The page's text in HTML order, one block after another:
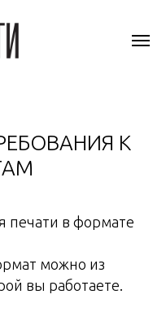
К
в формате
можно из
вы работаете.